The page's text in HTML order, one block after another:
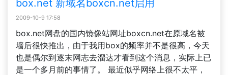
box.net 新域名boxcn.net启用
2009-10-9 17:58
box.net网盘的国内镜像站网址boxcn.net在原域名被
墙后很快推出，由于我用box的频率并不是很高，今天
也是偶尔到逐末网志去溜达才看到这个消息，实际上已
是一个多月前的事情了。 最近似乎网络上很不太平，